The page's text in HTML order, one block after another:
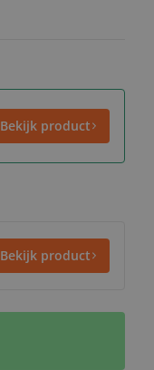
Bekijk product
Bekijk product